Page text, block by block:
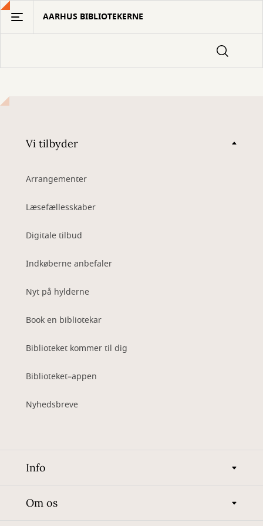
Gå
hovedindhold
AARHUS BIBLIOTEKERNE
Vi tilbyder
Arrangementer
Læsefællesskaber
Digitale tilbud
Indkøberne anbefaler
Nyt på hylderne
Book en bibliotekar
Biblioteket kommer til dig
Biblioteket–appen
Nyhedsbreve
Info
Om os